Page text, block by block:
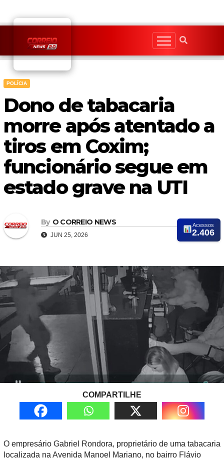
content
POLÍCIA
Dono de tabacaria
morre após atentado a
tiros em Coxim;
funcionário segue em
estado grave na UTI
By O CORREIO NEWS
JUN 25, 2026
Acessos
2.406
COMPARTILHE
O empresário Gabriel Rondora, proprietário de uma tabacaria
localizada na Avenida Manoel Mariano, no bairro Flávio